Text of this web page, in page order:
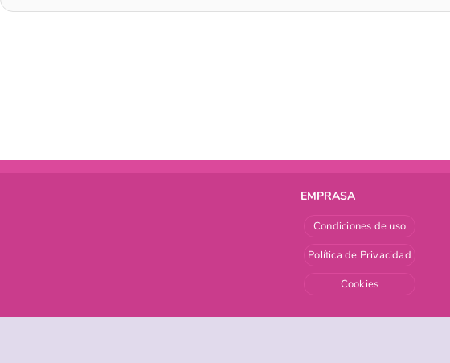
EMPRASA
Condiciones de uso
Política de Privacidad
Cookies